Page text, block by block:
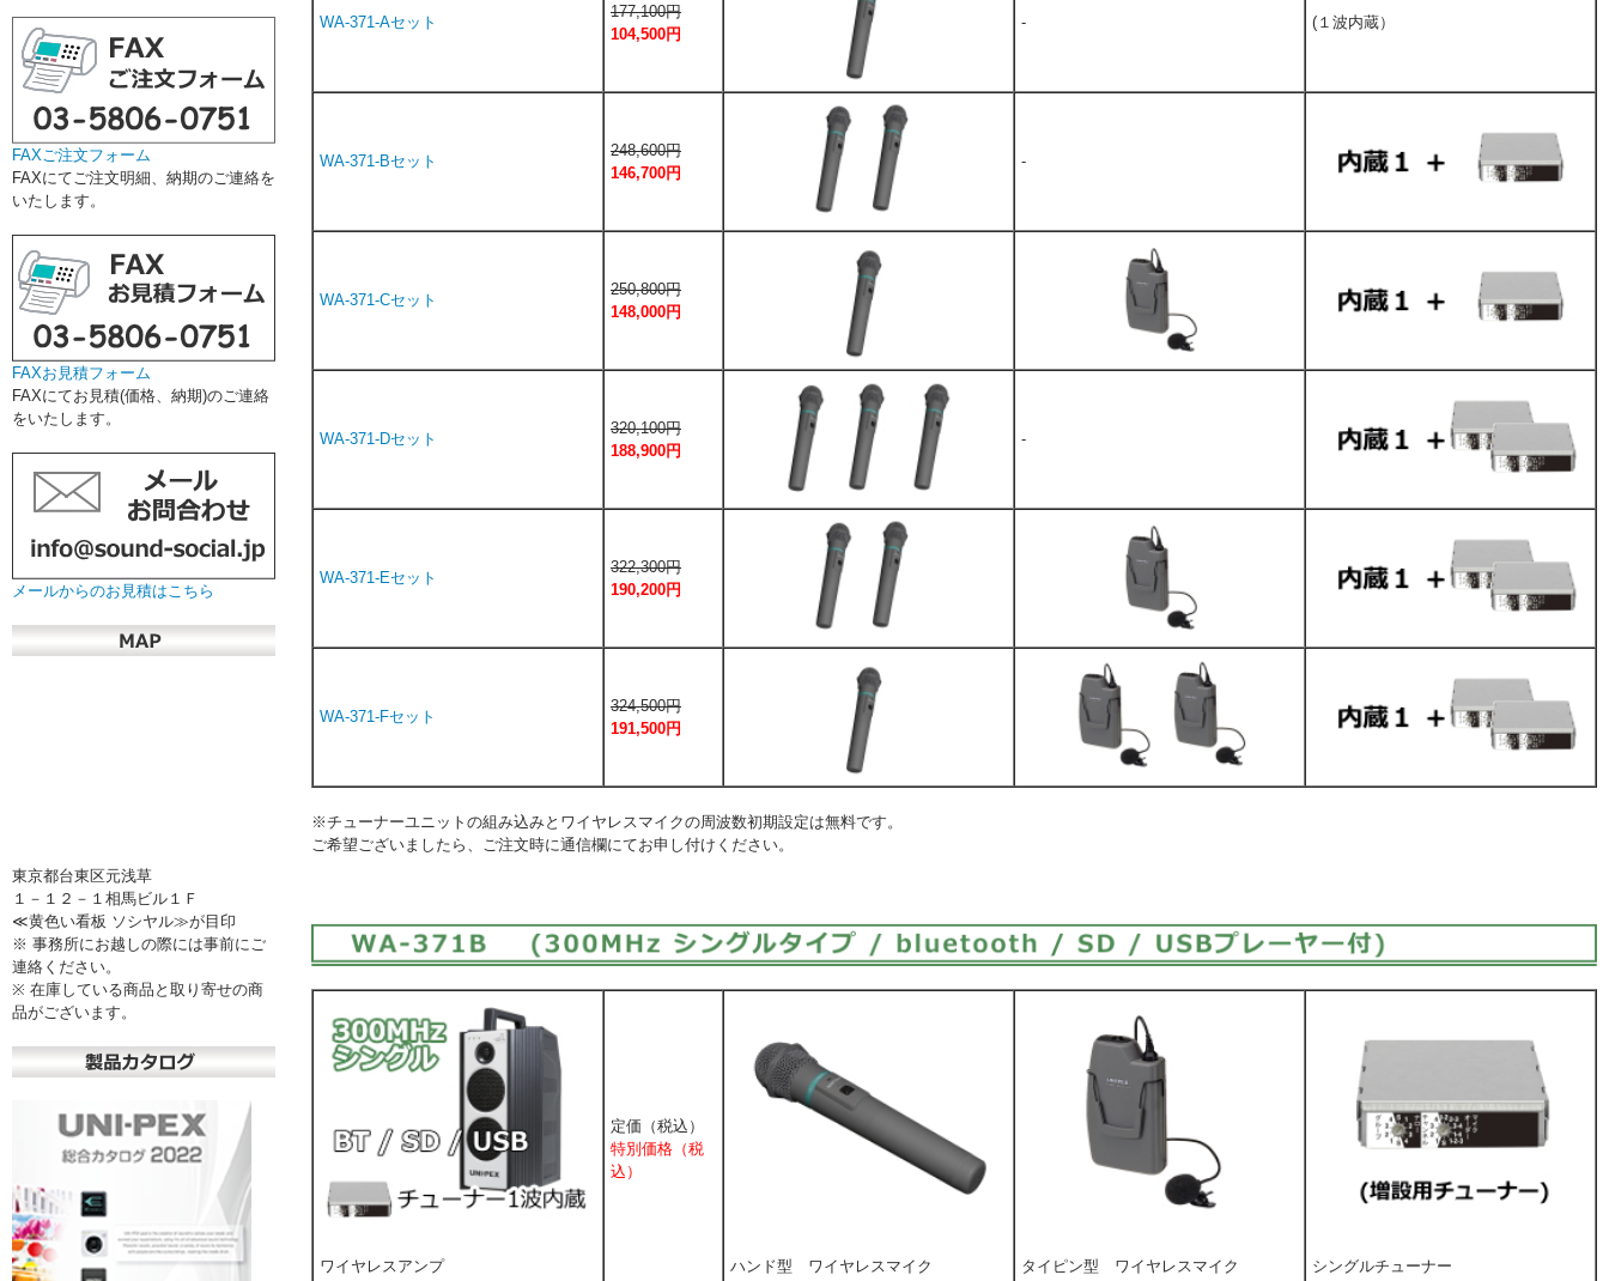
FAXご注文フォーム
FAXにてご注文明細、納期のご連絡を
いたします。
FAXお見積フォーム
FAXにてお見積(価格、納期)のご連絡
をいたします。
メールからのお見積はこちら
東京都台東区元浅草
１－１２－１相馬ビル１Ｆ
≪黄色い看板 ソシヤル≫が目印
※ 事務所にお越しの際には事前にご
連絡ください。
※ 在庫している商品と取り寄せの商
品がございます。
WA-371-Aセット
177,100円
104,500円
- (１波内蔵）
WA-371-Bセット
248,600円
146,700円
-
WA-371-Cセット
250,800円
148,000円
WA-371-Dセット
320,100円
188,900円
-
WA-371-Eセット
322,300円
190,200円
WA-371-Fセット
324,500円
191,500円
※チューナーユニットの組み込みとワイヤレスマイクの周波数初期設定は無料です。
ご希望ございましたら、ご注文時に通信欄にてお申し付けください。
ワイヤレスアンプ
定価（税込）
特別価格（税
込）
ハンド型 ワイヤレスマイク
タイピン型 ワイヤレスマイク
シングルチューナー